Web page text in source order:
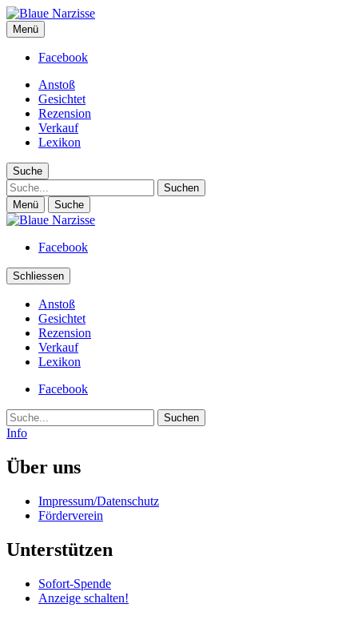
Blaue Narzisse
Magazin für Jugend, Identität und Kultur
Menü
Facebook
Anstoß
Gesichtet
Rezension
Verkauf
Lexikon
Suche
Suche
Menü Suche
Facebook
Schliessen
Anstoß
Gesichtet
Rezension
Verkauf
Lexikon
Facebook
Suche
Info
Über uns
Impressum/Datenschutz
Förderverein
Unterstützen
Sofort-Spende
Anzeige schalten!